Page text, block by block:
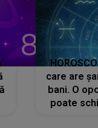
care are
bani. O
poate